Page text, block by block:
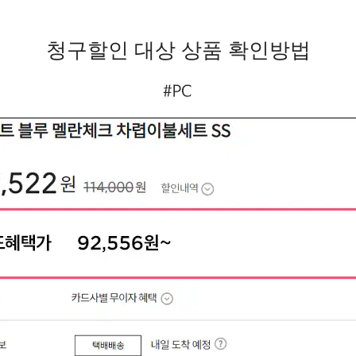
청구할인 대상 상품 확인방법